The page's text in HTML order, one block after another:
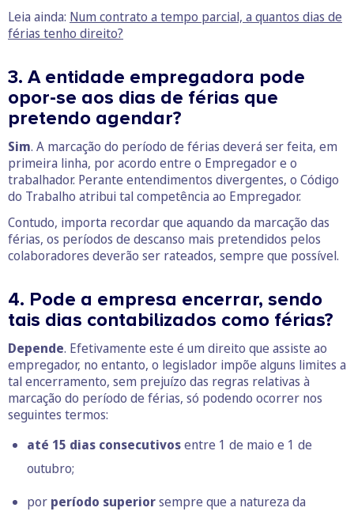
Leia ainda: Num contrato a tempo parcial, a quantos dias de
férias tenho direito?
3. A entidade empregadora pode
opor-se aos dias de férias que
pretendo agendar?
Sim. A marcação do período de férias deverá ser feita, em
primeira linha, por acordo entre o Empregador e o
trabalhador. Perante entendimentos divergentes, o Código
do Trabalho atribui tal competência ao Empregador.
Contudo, importa recordar que aquando da marcação das
férias, os períodos de descanso mais pretendidos pelos
colaboradores deverão ser rateados, sempre que possível.
4. Pode a empresa encerrar, sendo
tais dias contabilizados como férias?
Depende. Efetivamente este é um direito que assiste ao
empregador, no entanto, o legislador impõe alguns limites a
tal encerramento, sem prejuízo das regras relativas à
marcação do período de férias, só podendo ocorrer nos
seguintes termos:
até 15 dias consecutivosentre 1 de maio e 1 de
outubro;
por período superiorsempre que a natureza da